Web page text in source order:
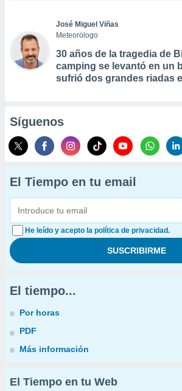
José Miguel Viñas
Meteorólogo
30 años de la tragedia de
camping se levantó en un
sufrió dos grandes riadas
Síguenos
El Tiempo en tu email
He leído y acepto la política de privacidad.
El tiempo...
Por horas
PDF
Más información
El Tiempo en tu Web